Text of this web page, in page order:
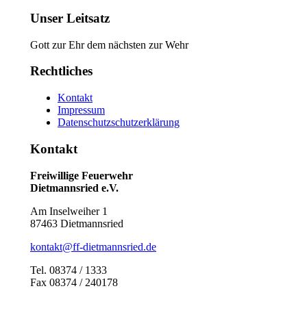
Unser Leitsatz
Gott zur Ehr dem nächsten zur Wehr
Rechtliches
Kontakt
Impressum
Datenschutzschutzerklärung
Kontakt
Freiwillige Feuerwehr
Dietmannsried e.V.
Am Inselweiher 1
87463 Dietmannsried
kontakt@ff-dietmannsried.de
Tel. 08374 / 1333
Fax 08374 / 240178